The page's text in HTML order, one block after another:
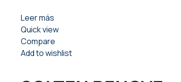
Leer más
Quick view
Compare
Add to wishlist